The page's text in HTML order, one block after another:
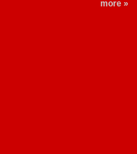
more »